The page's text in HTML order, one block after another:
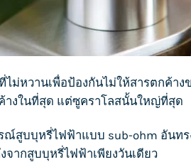
ไม่หวานเพื่อป้องกันไม่ให้สารตกค้า
างในที่สุด แต่ซูคราโลสนั้นใหญ่ที่สุด
ณ์สูบบุหรี่ไฟฟ้าแบบ sub-ohm อันท
จากสูบบุหรี่ไฟฟ้าเพียงวันเดียว